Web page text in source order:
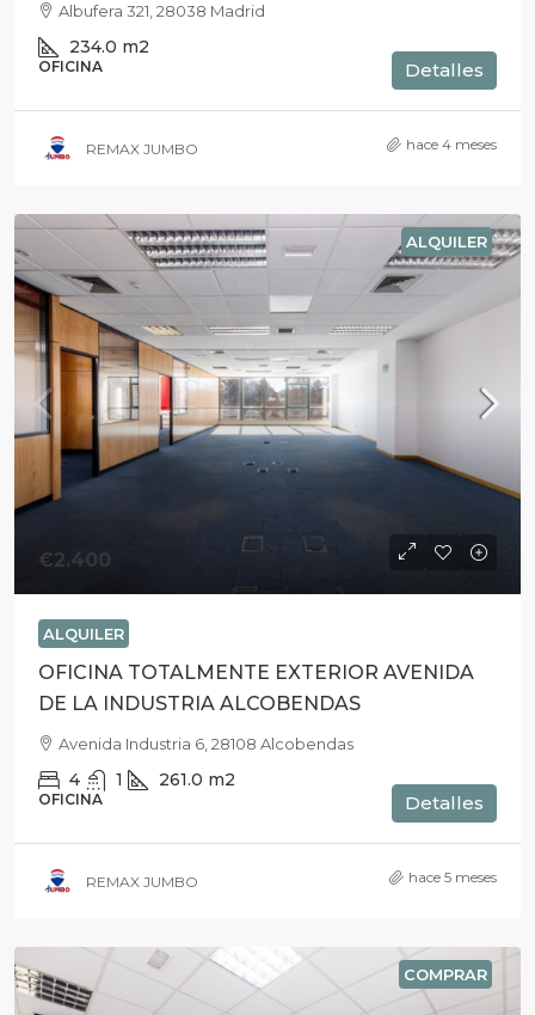
Albufera 321, 28038 Madrid
234.0 m2
OFICINA Detalles
REMAX JUMBO hace 4 meses
ALQUILER
€2.400
ALQUILER
OFICINA TOTALMENTE EXTERIOR AVENIDA
DE LA INDUSTRIA ALCOBENDAS
Avenida Industria 6, 28108 Alcobendas
4 1 261.0 m2
OFICINA Detalles
REMAX JUMBO hace 5 meses
COMPRAR